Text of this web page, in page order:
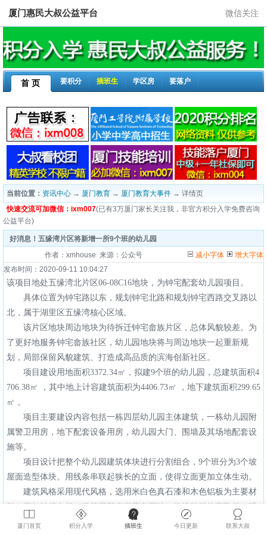
厦门惠民大叔公益平台 微信关注
首 页 要积分 插班生 学区房 要落户
当前位置： 资讯中心 → 厦门教育 → 厦门教育大事件 → 详情页
快速交流可加微信：ixm007(已有3万厦门家长关注我，非官方积分入学免费咨询
公益平台)
好消息！五缘湾片区将新增一所9个班的幼儿园
减小字体
增大字体
作者：xmhouse 来源：公众号
发布时间：2020-09-11 10:04:27
该项目地处五缘湾北片区06-08C16地块，为钟宅配套幼儿园项目。
具体位置为钟宅路以东，规划钟宅北路和规划钟宅西路交叉路以
北，属于湖里区五缘湾核心区域。
该片区地块周边地块为待拆迁钟宅畲族片区，总体风貌较差。为
了更好地服务钟宅畲族社区，幼儿园地块将与周边地块一起重新规
划，局部保留风貌建筑、打造成高品质的滨海创新社区。
项目建设用地面积3372.34㎡，拟建9个班的幼儿园，总建筑面积4
706.38㎡ ，其中地上计容建筑面积为4406.73㎡ ，地下建筑面积299.65
㎡ 。
项目主要建设内容包括一栋四层幼儿园主体建筑，一栋幼儿园附
属警卫用房，地下配套设备用房，幼儿园大门、围墙及其场地配套设
施等。
项目设计把整个幼儿园建筑体块进行分割组合，9个班分为3个坡
屋面造型体块。用线条串联起狭长的立面，使得立面更加立体生动。
建筑风格采用现代风格，选用米白色真石漆和木色铝板为主要材
料，更加纯粹自然。建筑局部点缀蓝色百叶，传统纹样的穿孔板，呼
应畲族元素，增加建筑趣味。建筑主体采用坡屋顶，加以现代手法的
厦门首页 积分入学 插班生 今日更新 联系大叔